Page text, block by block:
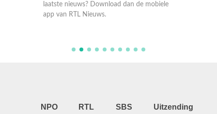
laatste nieuws? Download dan de mobiele
app van RTL Nieuws.
NPO
RTL
SBS
Uitzending